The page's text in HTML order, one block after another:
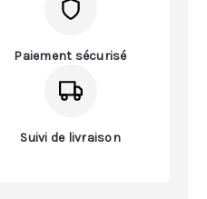
Paiement sécurisé
Suivi de livraison